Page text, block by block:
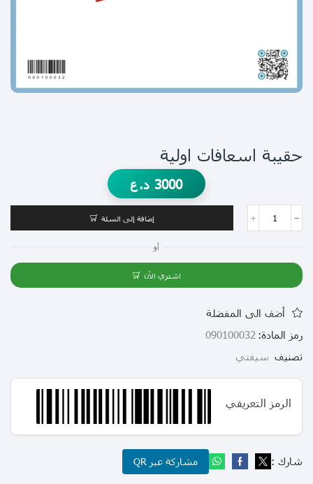
حقيبة اسعافات اولية
3000 د.ع
إضافة إلى السلة
أو
اشتري الآن
أضف الى المفضلة
رمز المادة: 090100032
تصنيف سيفتي
الرمز التعريفي
شارك : مشاركة عبر QR